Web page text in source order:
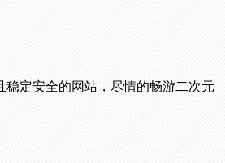
定安全的网站，尽情的畅游二次元